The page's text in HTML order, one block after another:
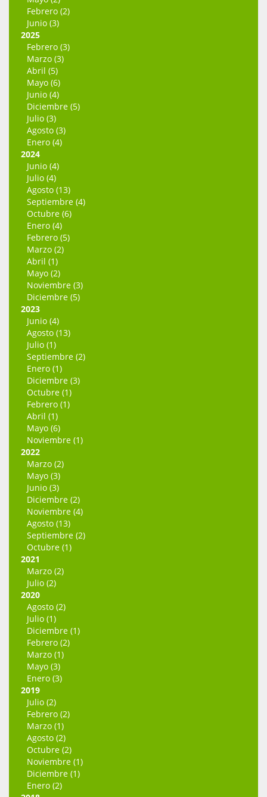
Febrero (2)
Junio (3)
2025
Febrero (3)
Marzo (3)
Abril (5)
Mayo (6)
Junio (4)
Diciembre (5)
Julio (3)
Agosto (3)
Enero (4)
2024
Junio (4)
Julio (4)
Agosto (13)
Septiembre (4)
Octubre (6)
Enero (4)
Febrero (5)
Marzo (2)
Abril (1)
Mayo (2)
Noviembre (3)
Diciembre (5)
2023
Junio (4)
Agosto (13)
Julio (1)
Septiembre (2)
Enero (1)
Diciembre (3)
Octubre (1)
Febrero (1)
Abril (1)
Mayo (6)
Noviembre (1)
2022
Marzo (2)
Mayo (3)
Junio (3)
Diciembre (2)
Noviembre (4)
Agosto (13)
Septiembre (2)
Octubre (1)
2021
Marzo (2)
Julio (2)
2020
Agosto (2)
Julio (1)
Diciembre (1)
Febrero (2)
Marzo (1)
Mayo (3)
Enero (3)
2019
Julio (2)
Febrero (2)
Marzo (1)
Agosto (2)
Octubre (2)
Noviembre (1)
Diciembre (1)
Enero (2)